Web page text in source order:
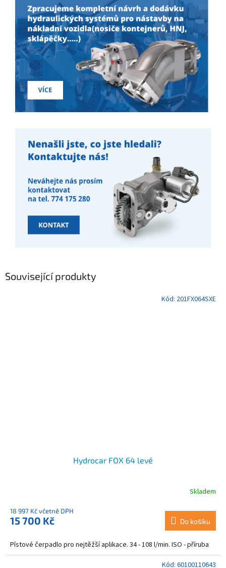
Související produkty
Hydrocar FOX 64 levé
Skladem
18 997 Kč včetně DPH
15 700 Kč Do košíku
Pístové čerpadlo pro nejtěžší aplikace. 34 - 108 l/min. ISO - příruba
Kód: 201FX064SXE
Kód: 60100110643